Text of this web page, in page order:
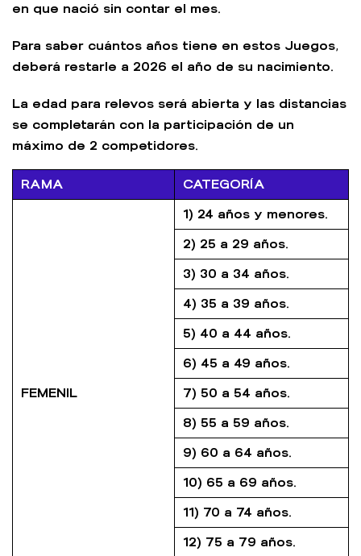
en que nació sin contar el mes.
Para saber cuántos años tiene en estos Juegos,
deberá restarle a 2026 el año de su nacimiento.
La edad para relevos será abierta y las distancias
se completarán con la participación de un
máximo de 2 competidores.
RAMA CATEGORÍA
FEMENIL
1) 24 años y menores.
2) 25 a 29 años.
3) 30 a 34 años.
4) 35 a 39 años.
5) 40 a 44 años.
6) 45 a 49 años.
7) 50 a 54 años.
8) 55 a 59 años.
9) 60 a 64 años.
10) 65 a 69 años.
11) 70 a 74 años.
12) 75 a 79 años.